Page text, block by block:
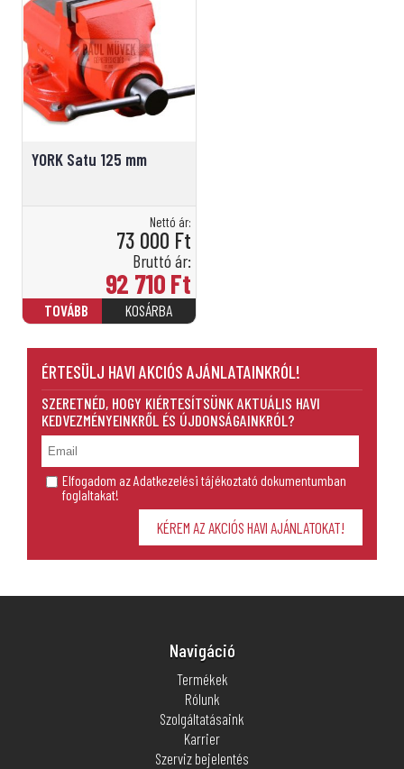
YORK Satu 125 mm
Nettó ár:
73 000 Ft
Bruttó ár:
92 710Ft
ÉRTESÜLJ HAVI AKCIÓS AJÁNLATAINKRÓL!
SZERETNÉD, HOGY KIÉRTESÍTSÜNK AKTUÁLIS HAVI
KEDVEZMÉNYEINKRŐL ÉS ÚJDONSÁGAINKRÓL?
Elfogadom az Adatkezelési tájékoztató dokumentumban
foglaltakat!
Navigáció
Termékek
Rólunk
Szolgáltatásaink
Karrier
Szerviz bejelentés